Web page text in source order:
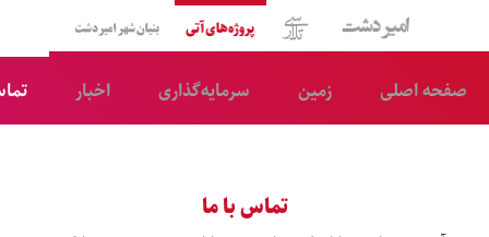
امیر دشت سی‌تلار پروژه‌های آتی شرکت ساختمانی
صفحه اصلی زمین سرمایه‌‌گذاری اخبار
تماس با ما